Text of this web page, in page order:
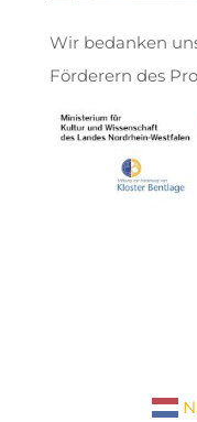
Wir bedanken
Förderern des